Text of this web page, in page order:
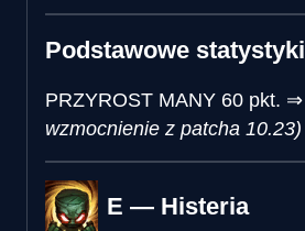
Podstawowe statystyki
PRZYROST MANY 60 pkt. ⇒
wzmocnienie z patcha 10.23)
E — Histeria